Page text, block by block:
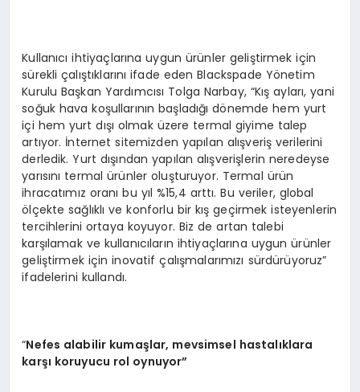
Kullanıcı ihtiyaçlarına uygun ürünler geliştirmek için
sürekli çalıştıklarını ifade eden Blackspade Yönetim
Kurulu Başkan Yardımcısı Tolga Narbay, “Kış ayları, yani
soğuk hava koşullarının başladığı dönemde hem yurt
içi hem yurt dışı olmak üzere termal giyime talep
artıyor. İnternet sitemizden yapılan alışveriş verilerini
derledik. Yurt dışından yapılan alışverişlerin neredeyse
yarısını termal ürünler oluşturuyor. Termal ürün
ihracatımız oranı bu yıl %15,4 arttı. Bu veriler, global
ölçekte sağlıklı ve konforlu bir kış geçirmek isteyenlerin
tercihlerini ortaya koyuyor. Biz de artan talebi
karşılamak ve kullanıcıların ihtiyaçlarına uygun ürünler
geliştirmek için inovatif çalışmalarımızı sürdürüyoruz”
ifadelerini kullandı.
“Nefes alabilir kumaşlar, mevsimsel hastalıklara
karşı koruyucu rol oynuyor”